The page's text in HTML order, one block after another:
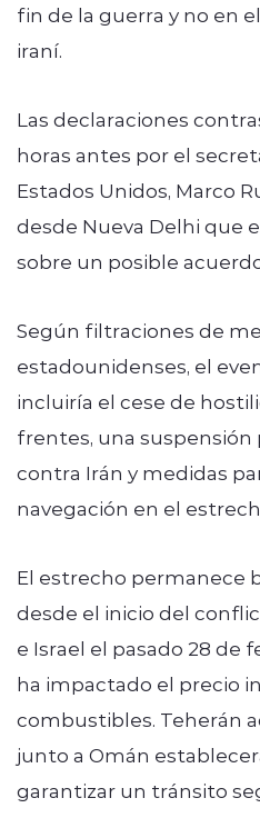
fin de la guerra y no en
iraní.
Las declaraciones
horas antes por el
Estados Unidos, Marco
desde Nueva Delhi que
sobre un posible
Según filtraciones de
estadounidenses, el
incluiría el cese de
frentes, una suspensión
contra Irán y medidas
navegación en el
El estrecho permanece
desde el inicio del
e Israel el pasado 28 de
ha impactado el precio
combustibles. Teherán
junto a Omán
garantizar un tránsito